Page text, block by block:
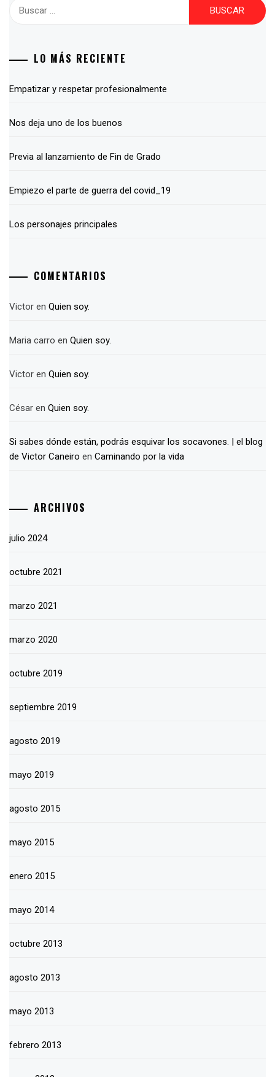
LO MÁS RECIENTE
Empatizar y respetar profesionalmente
Nos deja uno de los buenos
Previa al lanzamiento de Fin de Grado
Empiezo el parte de guerra del covid_19
Los personajes principales
COMENTARIOS
Victor en Quien soy.
Maria carro en Quien soy.
Victor en Quien soy.
César en Quien soy.
Si sabes dónde están, podrás esquivar los socavones. | el blog
de Victor Caneiro en Caminando por la vida
ARCHIVOS
julio 2024
octubre 2021
marzo 2021
marzo 2020
octubre 2019
septiembre 2019
agosto 2019
mayo 2019
agosto 2015
mayo 2015
enero 2015
mayo 2014
octubre 2013
agosto 2013
mayo 2013
febrero 2013